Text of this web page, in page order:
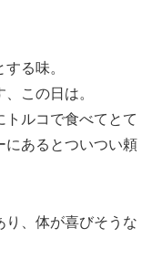
る味。
この日は。
トルコで食べてとて
にあるとついつい頼
り、体が喜びそうな